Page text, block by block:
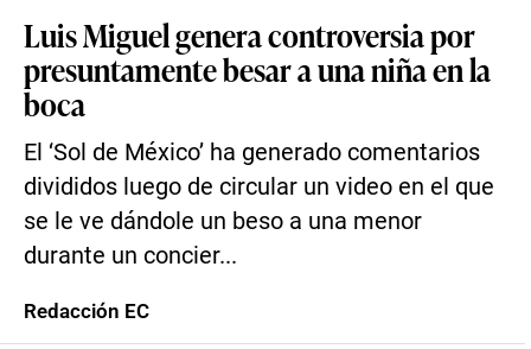
Luis Miguel genera controversia por
presuntamente besar a una niña en la
boca
El ‘Sol de México’ ha generado comentarios
divididos luego de circular un video en el que
se le ve dándole un beso a una menor
durante un concier...
Redacción EC